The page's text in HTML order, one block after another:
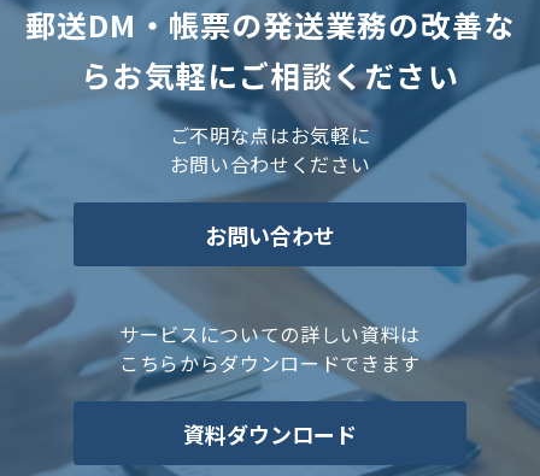
郵送DM・帳票の発送業務の改善な
らお気軽にご相談ください
ご不明な点はお気軽に
お問い合わせください
お問い合わせ
サービスについての詳しい資料は
こちらからダウンロードできます
資料ダウンロード